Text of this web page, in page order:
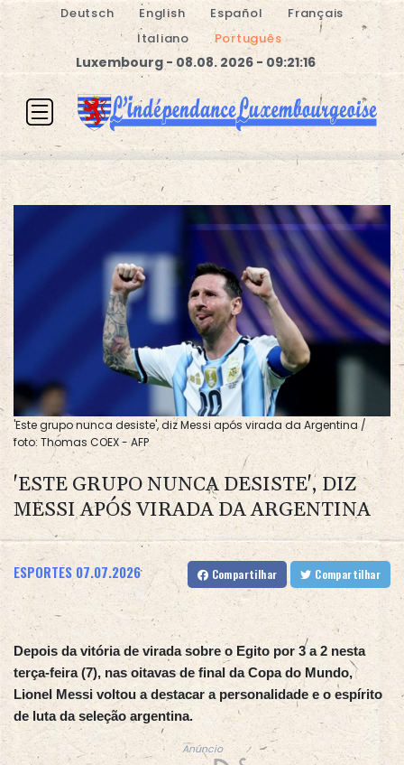
Deutsch English Español
Français
Italiano
Português
Luxembourg - 08.08. 2026 - 09:21:16
'Este grupo nunca desiste', diz Messi após virada da Argentina /
foto: Thomas COEX - AFP
'ESTE GRUPO NUNCA DESISTE', DIZ
MESSI APÓS VIRADA DA ARGENTINA
ESPORTES 07.07.2026 Compartilhar Compartilhar
Depois da vitória de virada sobre o Egito por 3 a 2 nesta
terça-feira (7), nas oitavas de final da Copa do Mundo,
Lionel Messi voltou a destacar a personalidade e o espírito
de luta da seleção argentina.
Anúncio